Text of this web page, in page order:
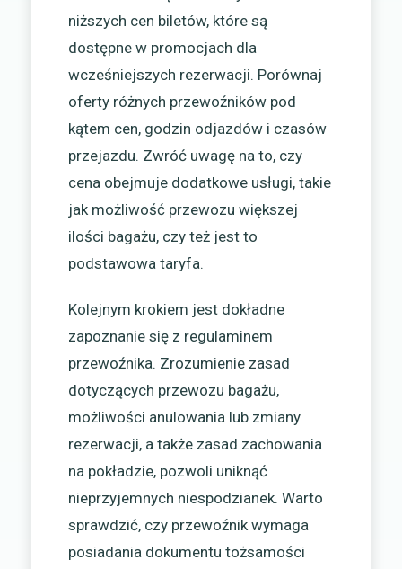
niższych cen biletów, które są
dostępne w promocjach dla
wcześniejszych rezerwacji. Porównaj
oferty różnych przewoźników pod
kątem cen, godzin odjazdów i czasów
przejazdu. Zwróć uwagę na to, czy
cena obejmuje dodatkowe usługi, takie
jak możliwość przewozu większej
ilości bagażu, czy też jest to
podstawowa taryfa.
Kolejnym krokiem jest dokładne
zapoznanie się z regulaminem
przewoźnika. Zrozumienie zasad
dotyczących przewozu bagażu,
możliwości anulowania lub zmiany
rezerwacji, a także zasad zachowania
na pokładzie, pozwoli uniknąć
nieprzyjemnych niespodzianek. Warto
sprawdzić, czy przewoźnik wymaga
posiadania dokumentu tożsamości